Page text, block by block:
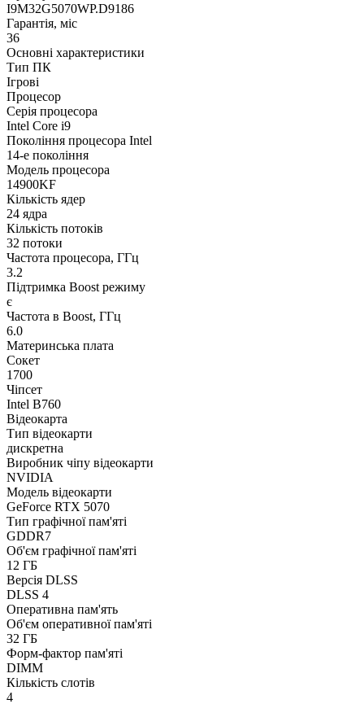
I9M32G5070WP.D9186
Гарантія, міс
36
Основні характеристики
Тип ПК
Ігрові
Процесор
Серія процесора
Intel Core i9
Покоління процесора Intel
14-е покоління
Модель процесора
14900KF
Кількість ядер
24 ядра
Кількість потоків
32 потоки
Частота процесора, ГГц
3.2
Підтримка Boost режиму
є
Частота в Boost, ГГц
6.0
Материнська плата
Сокет
1700
Чіпсет
Intel B760
Відеокарта
Тип відеокарти
дискретна
Виробник чіпу відеокарти
NVIDIA
Модель відеокарти
GeForce RTX 5070
Тип графічної пам'яті
GDDR7
Об'єм графічної пам'яті
12 ГБ
Версія DLSS
DLSS 4
Оперативна пам'ять
Об'єм оперативної пам'яті
32 ГБ
Форм-фактор пам'яті
DIMM
Кількість слотів
4